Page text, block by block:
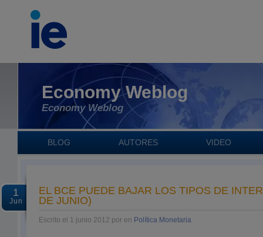
Economy Weblog
Economy Weblog
BLOG AUTORES VIDEO
1
Jun
EL BCE PUEDE BAJAR LOS TIPOS DE
DE JUNIO)
Escrito el 1 junio 2012 por en Política Monetaria